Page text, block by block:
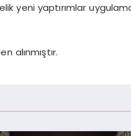
yeni yaptırımlar
alınmıştır.